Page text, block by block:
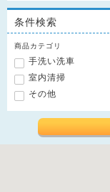
条件検索
商品カテゴリ
手洗い洗車
室内清掃
その他